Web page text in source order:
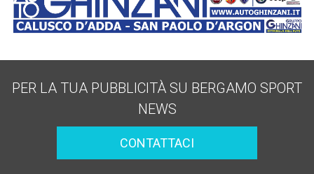
PER LA TUA PUBBLICITÀ SU BERGAMO SPORT
NEWS
CONTATTACI